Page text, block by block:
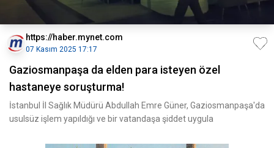
https://haber.mynet.com
07 Kasım 2025 17:17
Gaziosmanpaşa da elden para isteyen özel
hastaneye soruşturma!
İstanbul İl Sağlık Müdürü Abdullah Emre Güner, Gaziosmanpaşa'da
usulsüz işlem yapıldığı ve bir vatandaşa şiddet uygula